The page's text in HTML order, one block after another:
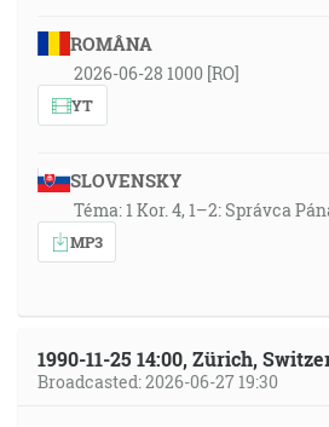
ROMÂNA
2026-06-28 1000 [RO]
YT
SLOVENSKY
Téma: 1 Kor. 4, 1–2: Správca
MP3
1990-11-25 14:00, Zürich,
Broadcasted: 2026-06-27 19:30